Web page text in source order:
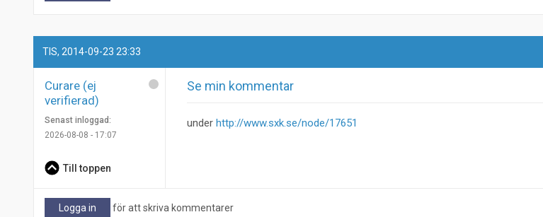
TIS, 2014-09-23 23:33
Curare (ej
verifierad)
Senast inloggad:
2026-08-08 - 17:07
Se min kommentar
under http://www.sxk.se/node/17651
Till toppen
Logga in för att skriva kommentarer